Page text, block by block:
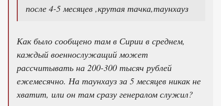
после 4-5 месяцев ,крутая тачка,таунхауз
Как было сообщено там в Сирии в среднем,
каждый военнослужащий может
рассчитывать на 200-300 тысяч рублей
ежемесячно. На таунхауз за 5 месяцев никак не
хватит, или он там сразу генералом служил?